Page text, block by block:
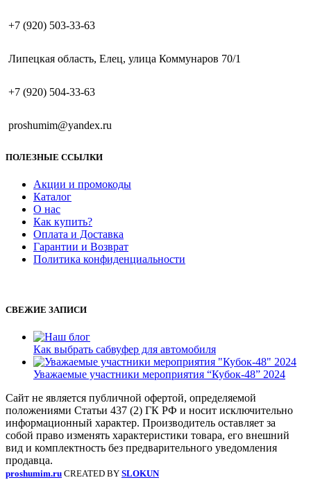
+7 (920) 503-33-63
Липецкая область, Елец, улица Коммунаров 70/1
+7 (920) 504-33-63
proshumim@yandex.ru
ПОЛЕЗНЫЕ ССЫЛКИ
Акции и промокоды
Каталог
О нас
Как купить?
Оплата и Доставка
Гарантии и Возврат
Политика конфиденциальности
СВЕЖИЕ ЗАПИСИ
Как выбрать сабвуфер для автомобиля
Уважаемые участники мероприятия “Кубок-48” 2024
Сайт не является публичной офертой, определяемой
положениями Статьи 437 (2) ГК РФ и носит исключительно
информационный характер. Производитель оставляет за
собой право изменять характеристики товара, его внешний
вид и комплектность без предварительного уведомления
продавца.
proshumim.ru CREATED BY SLOKUN